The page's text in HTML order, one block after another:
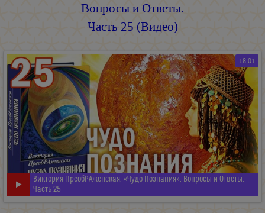
Вопросы и Ответы.
Часть 25 (Видео)
18:01
Виктория ПреобРАженская. «Чудо Познания». Вопросы и Ответы.
Часть 25